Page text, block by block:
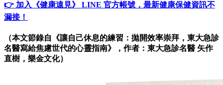
👉 加入《健康遠見》 LINE 官方帳號，最新健康保健資訊不
漏接！
（本文節錄自《讓自己休息的練習：拋開效率崇拜，東大急診
名醫寫給焦慮世代的心靈指南》，作者： 東大急診名醫 矢作
直樹，樂金文化）